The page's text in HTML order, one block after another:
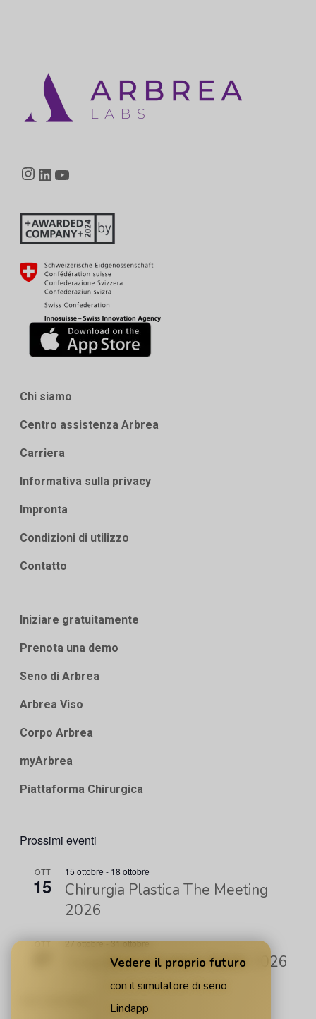
Vedere il proprio futuro
con il simulatore di seno
Lindapp
Instagram
LinkedIn
Chi siamo
Centro assistenza Arbrea
Carriera
Informativa sulla privacy
Impronta
Condizioni di utilizzo
Contatto
Iniziare gratuitamente
Prenota una demo
Seno di Arbrea
Arbrea Viso
Corpo Arbrea
myArbrea
Piattaforma Chirurgica
Prossimi eventi
OTT
15
15 ottobre - 18 ottobre
Chirurgia Plastica The Meeting
2026
OTT 27 ottobre-31 ottobre
Congresso mondiale ISAPS 2026